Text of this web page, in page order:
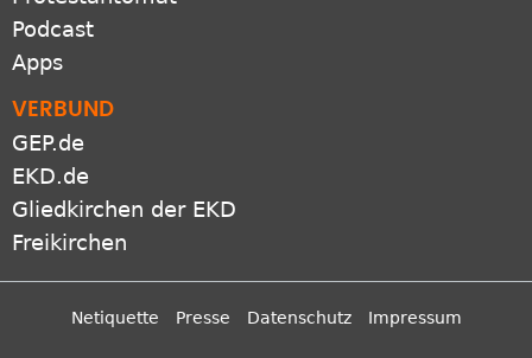
Podcast
Apps
VERBUND
GEP.de
EKD.de
Gliedkirchen der EKD
Freikirchen
Netiquette Presse Datenschutz Impressum